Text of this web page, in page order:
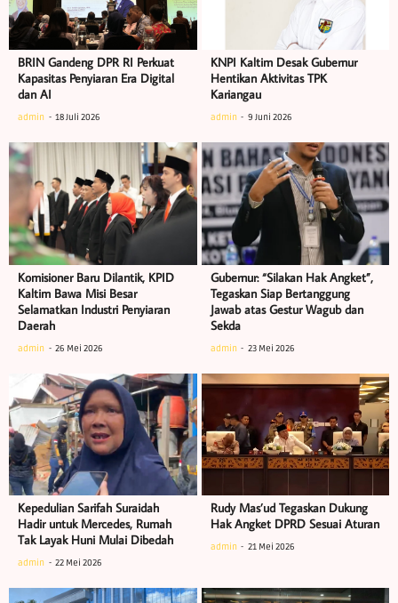
BRIN Gandeng DPR RI Perkuat
Kapasitas Penyiaran Era Digital
dan AI
admin 18 Juli 2026
KNPI Kaltim Desak Gubernur
Hentikan Aktivitas TPK
Kariangau
admin 9 Juni 2026
Komisioner Baru Dilantik, KPID
Kaltim Bawa Misi Besar
Selamatkan Industri Penyiaran
Daerah
admin 26 Mei 2026
Gubernur: “Silakan Hak Angket”,
Tegaskan Siap Bertanggung
Jawab atas Gestur Wagub dan
Sekda
admin 23 Mei 2026
Kepedulian Sarifah Suraidah
Hadir untuk Mercedes, Rumah
Tak Layak Huni Mulai Dibedah
admin 22 Mei 2026
Rudy Mas’ud Tegaskan Dukung
Hak Angket DPRD Sesuai Aturan
admin 21 Mei 2026